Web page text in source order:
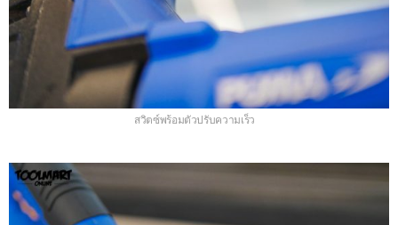
สวิตซ์พร้อมตัวปรับความเร็ว